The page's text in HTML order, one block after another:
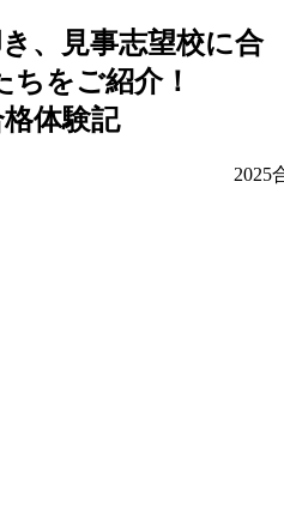
、見事志望校に合
ちをご紹介！
格体験記